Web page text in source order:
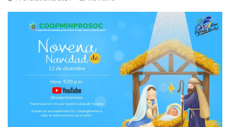
Buscar:
Inicio
La Cooperativa
Reseña Historica
Nuestros Valores
Estatutos y Reglamentos
Productos Y Servicios
Líneas de Crédito
Auxilios Cooperativos
Contacto